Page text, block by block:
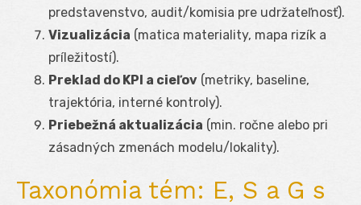
predstavenstvo, audit/komisia pre udržateľnosť).
Vizualizácia (matica materiality, mapa rizík a
príležitostí).
Preklad do KPI a cieľov (metriky, baseline,
trajektória, interné kontroly).
Priebežná aktualizácia (min. ročne alebo pri
zásadných zmenách modelu/lokality).
Taxonómia tém: E, S a G s